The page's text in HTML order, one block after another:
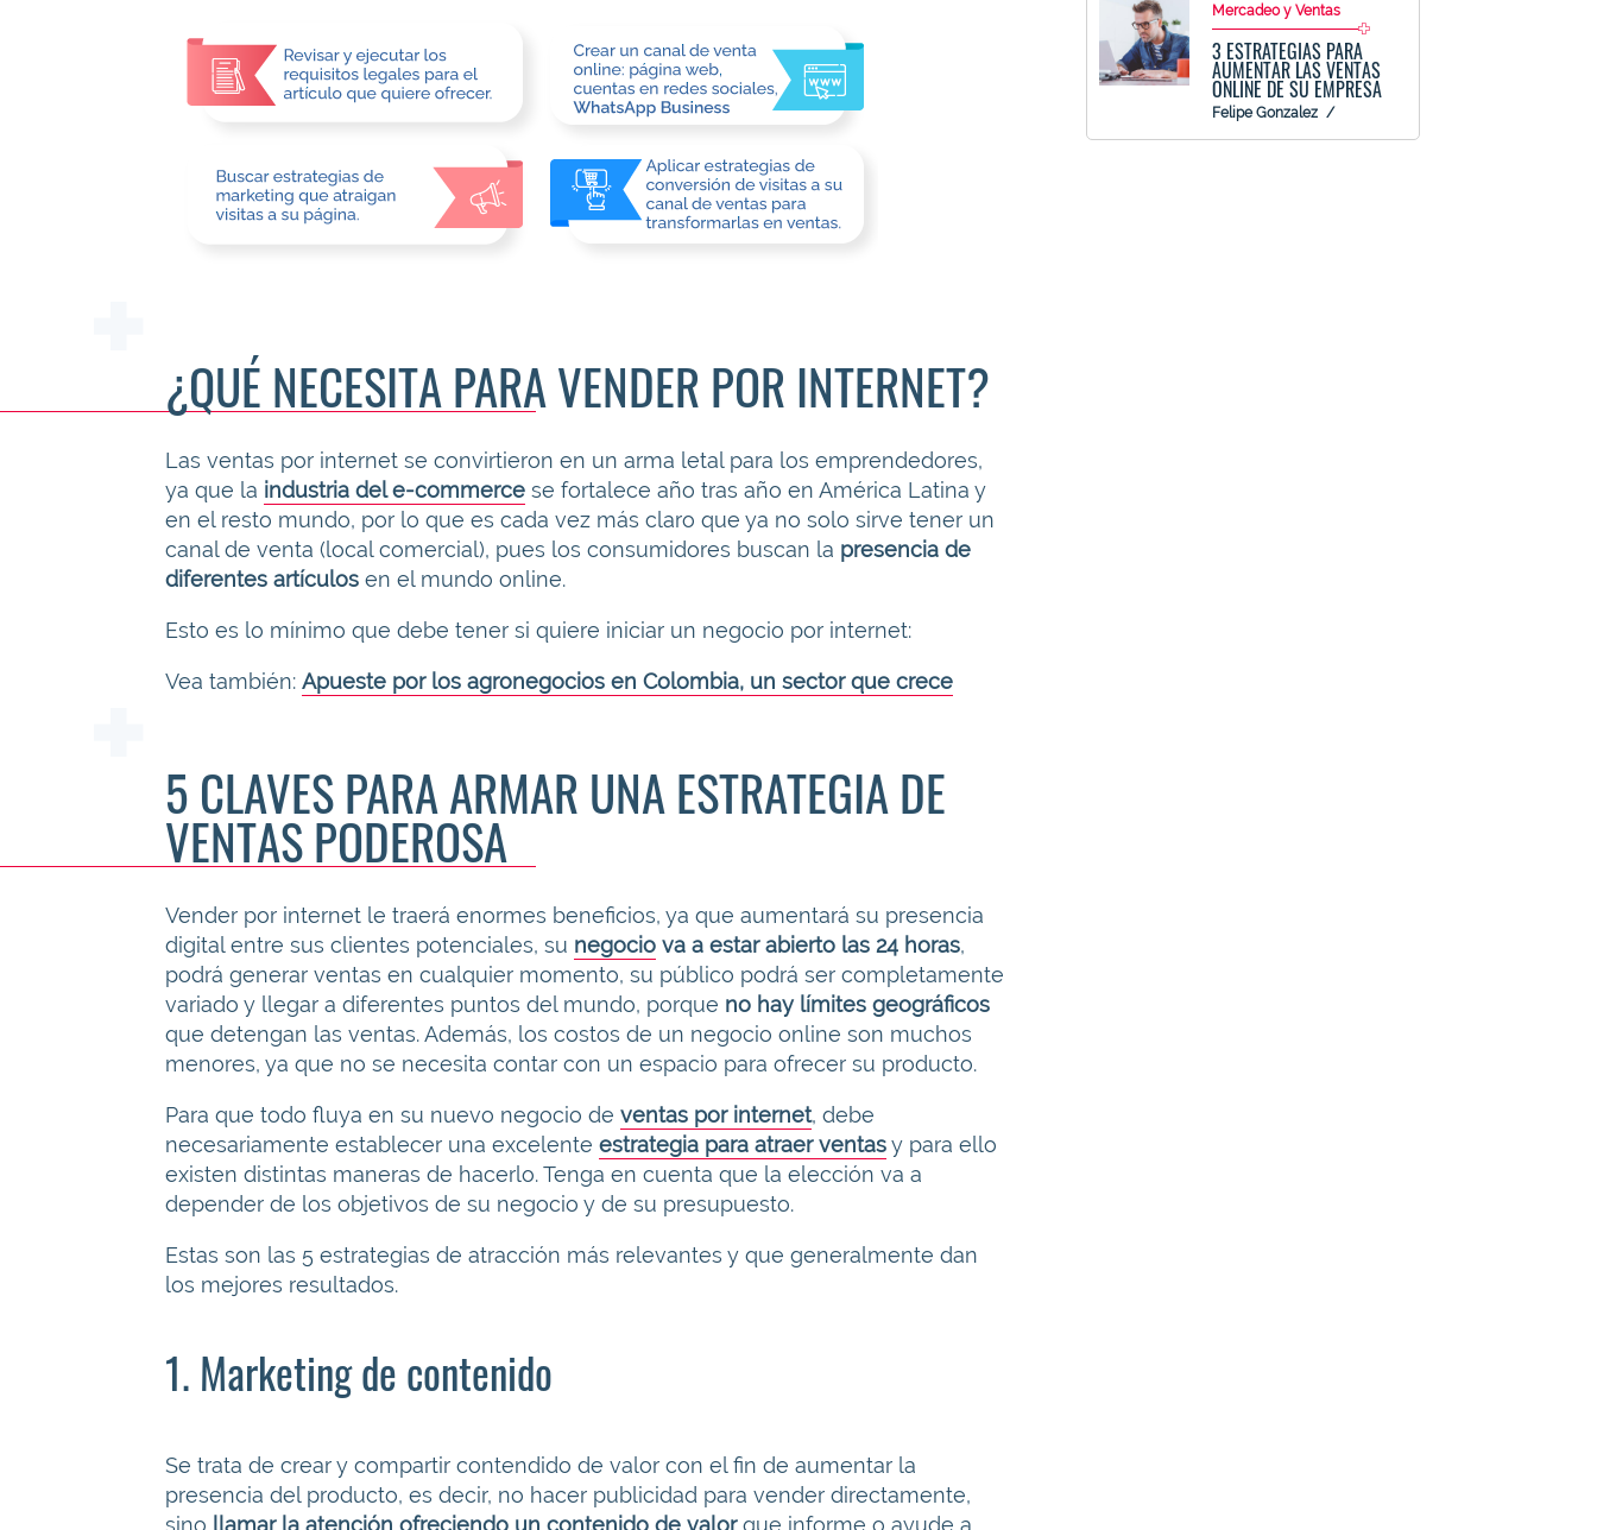
¿QUÉ NECESITA PARA VENDER POR INTERNET?
Las ventas por internet se convirtieron en un arma letal para los emprendedores,
ya que la industria del e-commercese fortalece año tras año en América Latina y
en el resto mundo, por lo que es cada vez más claro que ya no solo sirve tener un
canal de venta (local comercial), pues los consumidores buscan la presencia de
diferentes artículosen el mundo online.
Esto es lo mínimo que debe tener si quiere iniciar un negocio por internet:
Vea también: Apueste por los agronegocios en Colombia, un sector que crece
5 CLAVES PARA ARMAR UNA ESTRATEGIA DE
VENTAS PODEROSA
Vender por internet le traerá enormes beneficios, ya que aumentará su presencia
digital entre sus clientes potenciales, su negociova a estar abierto las 24 horas,
podrá generar ventas en cualquier momento, su público podrá ser completamente
variado y llegar a diferentes puntos del mundo, porque no hay límites geográficos
que detengan las ventas. Además, los costos de un negocio online son muchos
menores, ya que no se necesita contar con un espacio para ofrecer su producto.
Para que todo fluya en su nuevo negocio de ventas por internet, debe
necesariamente establecer una excelente estrategia para atraer ventasy para ello
existen distintas maneras de hacerlo. Tenga en cuenta que la elección va a
depender de los objetivos de su negocio y de su presupuesto.
Estas son las 5 estrategias de atracción más relevantes y que generalmente dan
los mejores resultados.
1. Marketing de contenido
Se trata de crear y compartir contendido de valor con el fin de aumentar la
presencia del producto, es decir, no hacer publicidad para vender directamente,
sino llamar la atención ofreciendo un contenido de valorque informe o ayude a
Mercadeo y Ventas
3 ESTRATEGIAS PARA
AUMENTAR LAS VENTAS
ONLINE DE SU EMPRESA
Felipe Gonzalez